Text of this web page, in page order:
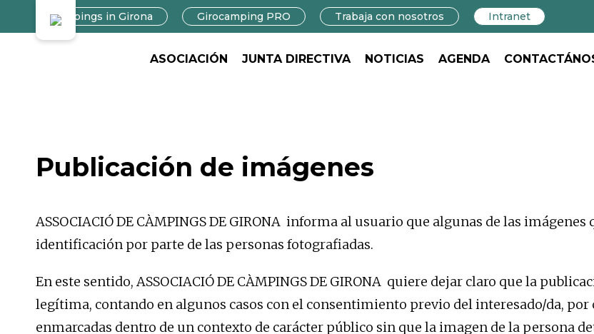
Campings in Girona Girocamping PRO Trabaja con nosotros Intranet
ASOCIACIÓN JUNTA DIRECTIVA NOTICIAS AGENDA
Publicación de imágenes
ASSOCIACIÓ DE CÀMPINGS DE GIRONA informa al usuario que algunas de las
identificación por parte de las personas fotografiadas.
En este sentido, ASSOCIACIÓ DE CÀMPINGS DE GIRONA quiere dejar claro que la
legítima, contando en algunos casos con el consentimiento previo del interesado/da,
enmarcadas dentro de un contexto de carácter público sin que la imagen de la persona